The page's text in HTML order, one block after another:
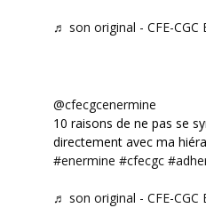
♬ son original - CFE-CGC
@cfecgcenermine
10 raisons de ne pas se
directement avec ma
#enermine #cfecgc
♬ son original - CFE-CGC